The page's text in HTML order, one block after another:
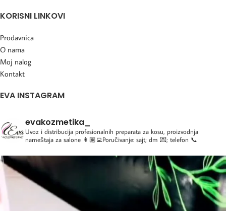
KORISNI LINKOVI
Prodavnica
O nama
Moj nalog
Kontakt
EVA INSTAGRAM
evakozmetika_
Uvoz i distribucija profesionalnih preparata za kosu, proizvodnja
nameštaja za salone 👩🏽‍💻Poručivanje: sajt; dm 💌; telefon 📞